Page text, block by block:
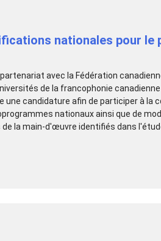
nationales pour le
avec la Fédération
de la francophonie canadienne
candidature afin de participer à la
nationaux ainsi que de
la main-d'œuvre identifiés dans l'étude